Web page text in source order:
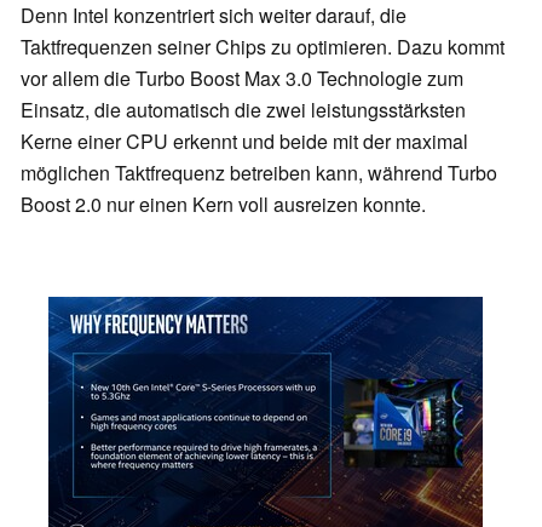
Denn Intel konzentriert sich weiter darauf, die
Taktfrequenzen seiner Chips zu optimieren. Dazu kommt
vor allem die Turbo Boost Max 3.0 Technologie zum
Einsatz, die automatisch die zwei leistungsstärksten
Kerne einer CPU erkennt und beide mit der maximal
möglichen Taktfrequenz betreiben kann, während Turbo
Boost 2.0 nur einen Kern voll ausreizen konnte.